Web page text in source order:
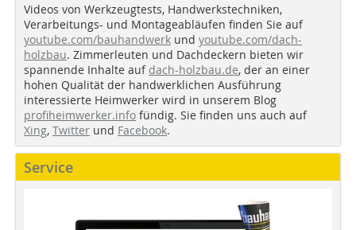
Videos von Werkzeugtests, Handwerkstechniken,
Verarbeitungs- und Montageabläufen finden Sie auf
youtube.com/bauhandwerk und youtube.com/dach-
holzbau. Zimmerleuten und Dachdeckern bieten wir
spannende Inhalte auf dach-holzbau.de, der an einer
hohen Qualität der handwerklichen Ausführung
interessierte Heimwerker wird in unserem Blog
profiheimwerker.info fündig. Sie finden uns auch auf
Xing, Twitter und Facebook.
Service